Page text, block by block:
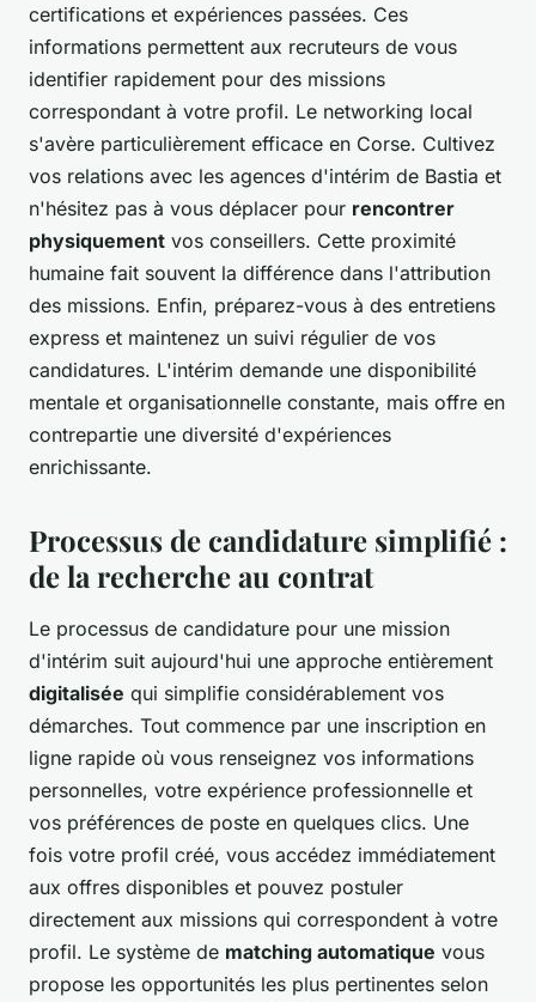
certifications et expériences passées. Ces
informations permettent aux recruteurs de vous
identifier rapidement pour des missions
correspondant à votre profil. Le networking local
s'avère particulièrement efficace en Corse. Cultivez
vos relations avec les agences d'intérim de Bastia et
n'hésitez pas à vous déplacer pour rencontrer
physiquement vos conseillers. Cette proximité
humaine fait souvent la différence dans l'attribution
des missions. Enfin, préparez-vous à des entretiens
express et maintenez un suivi régulier de vos
candidatures. L'intérim demande une disponibilité
mentale et organisationnelle constante, mais offre en
contrepartie une diversité d'expériences
enrichissante.
Processus de candidature simplifié :
de la recherche au contrat
Le processus de candidature pour une mission
d'intérim suit aujourd'hui une approche entièrement
digitalisée qui simplifie considérablement vos
démarches. Tout commence par une inscription en
ligne rapide où vous renseignez vos informations
personnelles, votre expérience professionnelle et
vos préférences de poste en quelques clics. Une
fois votre profil créé, vous accédez immédiatement
aux offres disponibles et pouvez postuler
directement aux missions qui correspondent à votre
profil. Le système de matching automatique vous
propose les opportunités les plus pertinentes selon